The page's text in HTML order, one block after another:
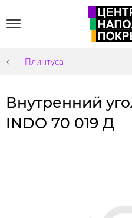
Плинтуса
Внутренний
INDO 70 019 Д